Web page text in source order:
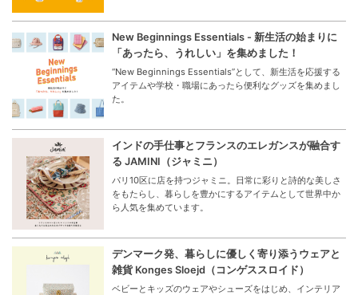
New Beginnings Essentials - 新生活の始まりに
「あったら、うれしい」を集めました！
“New Beginnings Essentials”として、新生活を応援する
アイテムや学校・職場にあったら便利なグッズを集めまし
た。
インドの手仕事とフランスのエレガンスが融合す
る JAMINI（ジャミニ）
パリ10区に店を持つジャミニ。日常に彩りと詩的な美しさ
をもたらし、暮らしを豊かにするアイテムとして世界中か
ら人気を集めています。
デンマーク発、暮らしに優しく寄り添うウェアと
雑貨 Konges Sloejd（コンゲススロイド）
ベビーとキッズのウェアやシューズをはじめ、インテリア